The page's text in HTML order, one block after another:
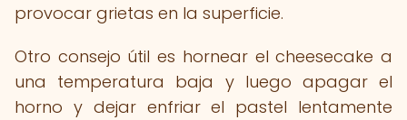
provocar grietas en la superficie.
Otro consejo útil es hornear el cheesecake a
una temperatura baja y luego apagar el
horno y dejar enfriar el pastel lentamente